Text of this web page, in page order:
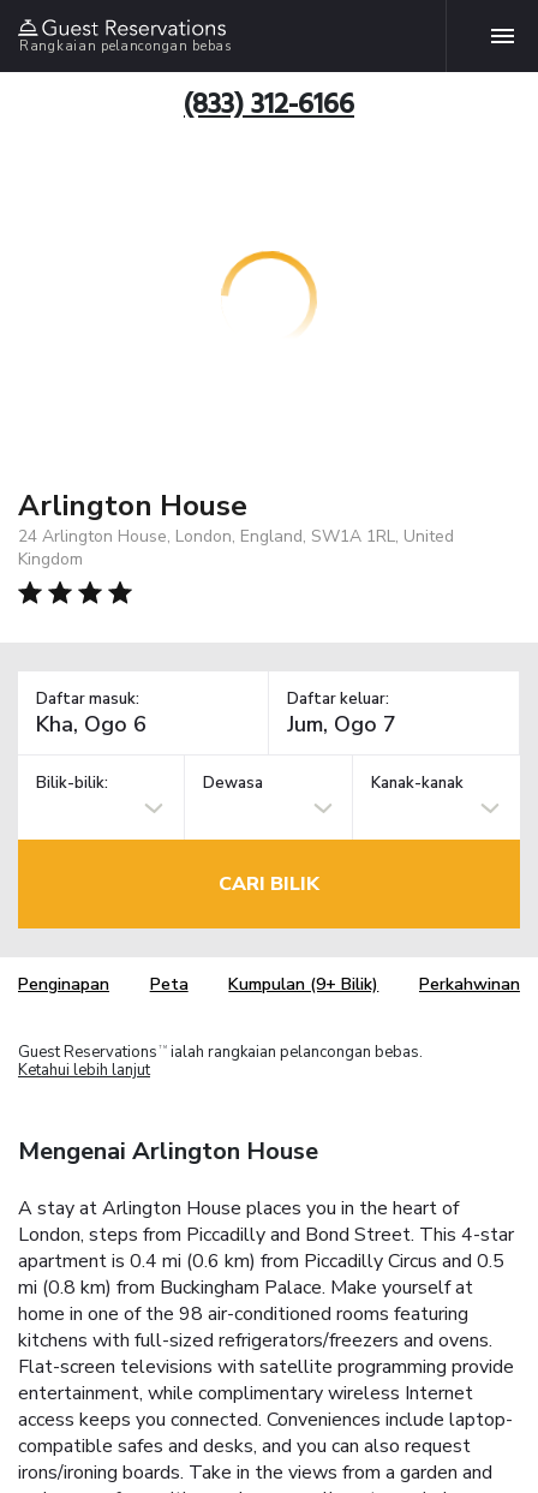
Rangkaian pelancongan bebas
(833) 312-6166
Arlington House
24 Arlington House, London, England, SW1A 1RL, United
Kingdom
Daftar masuk: Daftar keluar:
Bilik-bilik: Dewasa Kanak-kanak
CARI BILIK
Penginapan Peta Kumpulan (9+ Bilik) Perkahwinan
Guest Reservations TM ialah rangkaian pelancongan bebas.
Ketahui lebih lanjut
Mengenai Arlington House
A stay at Arlington House places you in the heart of
London, steps from Piccadilly and Bond Street. This 4-star
apartment is 0.4 mi (0.6 km) from Piccadilly Circus and 0.5
mi (0.8 km) from Buckingham Palace. Make yourself at
home in one of the 98 air-conditioned rooms featuring
kitchens with full-sized refrigerators/freezers and ovens.
Flat-screen televisions with satellite programming provide
entertainment, while complimentary wireless Internet
access keeps you connected. Conveniences include laptop-
compatible safes and desks, and you can also request
irons/ironing boards. Take in the views from a garden and